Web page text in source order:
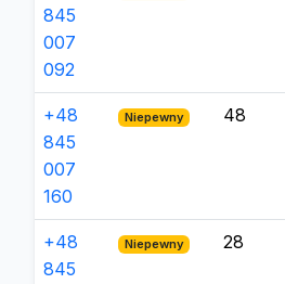
845
007
092
+48
845
007
160
Niepewny 48
+48
845
Niepewny 28